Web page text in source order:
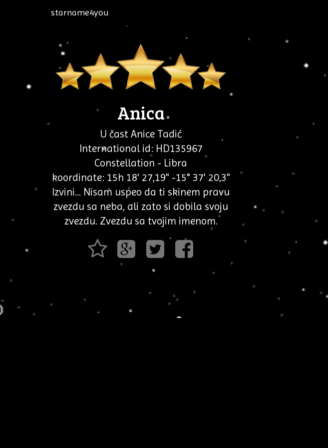
starname4you
Anica
U čast Anice Tadić
International id: HD135967
Constellation - Libra
koordinate: 15h 18' 27,19" -15° 37' 20,3"
Izvini... Nisam uspeo da ti skinem pravu
zvezdu sa neba, ali zato si dobila svoju
zvezdu. Zvezdu sa tvojim imenom.